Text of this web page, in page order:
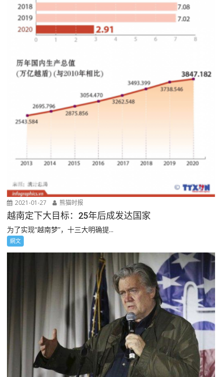
2021-01-27 熊猫时报
越南定下大目标：25年后成发达国家
为了实现“越南梦”，十三大明确提...
網文